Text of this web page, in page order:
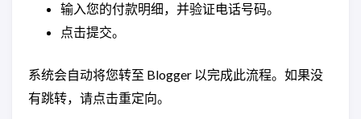
输入您的付款明细，并验证电话号码。
点击提交。
系统会自动将您转至 Blogger 以完成此流程。如果没
有跳转，请点击重定向。